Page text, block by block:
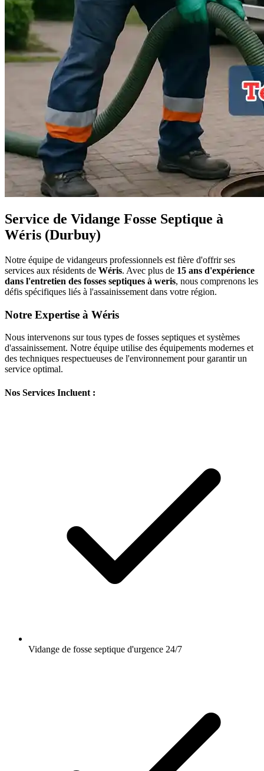
Service de Vidange Fosse Septique à
Wéris (Durbuy)
Notre équipe de vidangeurs professionnels est fière d'offrir ses
services aux résidents de Wéris. Avec plus de 15 ans d'expérience
dans l'entretien des fosses septiques à weris, nous comprenons les
défis spécifiques liés à l'assainissement dans votre région.
Notre Expertise à Wéris
Nous intervenons sur tous types de fosses septiques et systèmes
d'assainissement. Notre équipe utilise des équipements modernes et
des techniques respectueuses de l'environnement pour garantir un
service optimal.
Nos Services Incluent :
Vidange de fosse septique d'urgence 24/7